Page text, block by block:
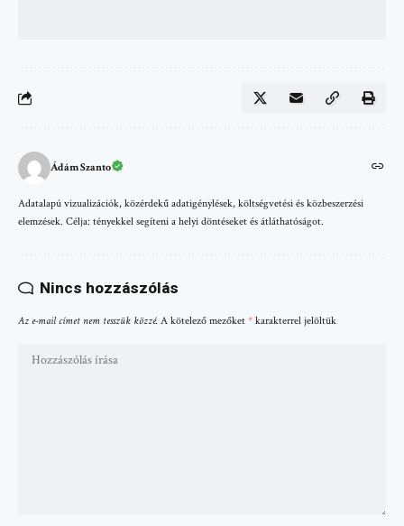
Ádám Szanto
Adatalapú vizualizációk, közérdekű adatigénylések, költségvetési és közbeszerzési
elemzések. Célja: tényekkel segíteni a helyi döntéseket és átláthatóságot.
Nincs hozzászólás
Az e-mail címet nem tesszük közzé. A kötelező mezőket * karakterrel jelöltük